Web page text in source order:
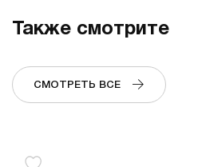
Также смотрите
СМОТРЕТЬ ВСЕ